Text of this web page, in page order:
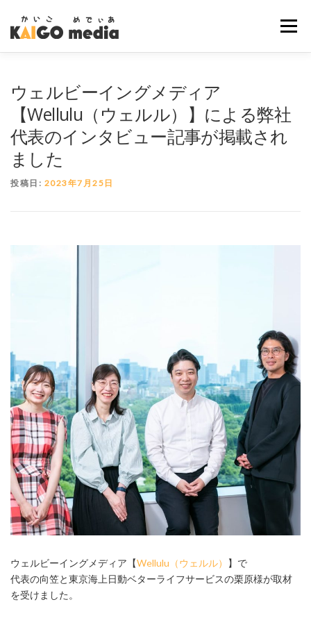
メニュー
COMPANY RECRUIT CONTACT
ウェルビーイングメディア
【Wellulu（ウェルル）】による弊社
代表のインタビュー記事が掲載され
ました
投稿日: 2023年7月25日
ウェルビーイングメディア【Wellulu（ウェルル）
】で
代表の向笠と東京海上日動ベターライフサービスの栗原様が取材
を受けました。